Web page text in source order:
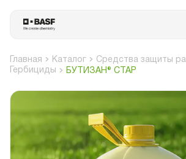
Главная Каталог
Средства защиты
Гербициды
БУТИЗАН® СТАР